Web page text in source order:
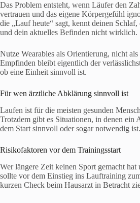
Das Problem entsteht, wenn Läufer den
vertrauen und das eigene Körpergefühl
die „Lauf heute“ sagt, kennt deinen Schlaf,
und dein aktuelles Befinden nicht wirklich.
Nutze Wearables als Orientierung, nicht
Empfinden bleibt eigentlich der
ob eine Einheit sinnvoll ist.
Für wen ärztliche Abklärung sinnvoll ist
Laufen ist für die meisten gesunden
Trotzdem gibt es Situationen, in denen ein
dem Start sinnvoll oder sogar notwendig ist.
Risikofaktoren vor dem Trainingsstart
Wer längere Zeit keinen Sport gemacht hat
sollte vor dem Einstieg ins Lauftraining
kurzen Check beim Hausarzt in Betracht